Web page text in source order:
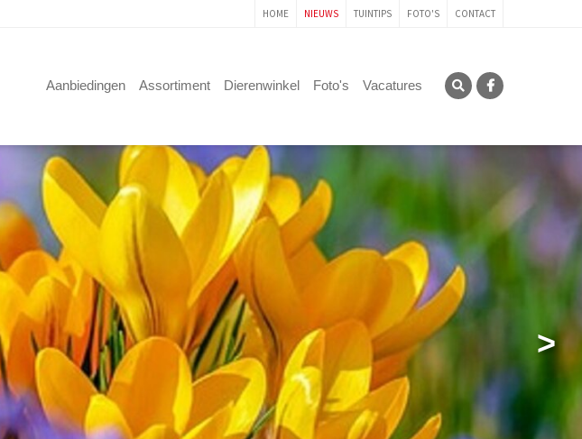
HOME NIEUWS TUINTIPS FOTO'S CONTACT
Aanbiedingen Assortiment Dierenwinkel Foto's Vacatures